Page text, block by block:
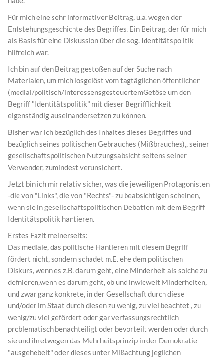
Für mich eine sehr informativer Beitrag, u.a. wegen der
Entstehungsgeschichte des Begriffes. Ein Beitrag, der für mich
als Basis für eine Diskussion über die sog. Identitätspolitik
hilfreich war.
Ich bin auf den Beitrag gestoßen auf der Suche nach
Materialen, um mich losgelöst vom tagtäglichen öffentlichen
(medial/politisch/interessensgesteuertemGetöse um den
Begriff "Identitätspolitik" mit dieser Begrifflichkeit
eigenständig auseinandersetzen zu können.
Bisher war ich bezüglich des Inhaltes dieses Begriffes und
bezüglich seines politischen Gebrauches (Mißbrauches),, seiner
gesellschaftspolitischen Nutzungsabsicht seitens seiner
Verwender, zumindest verunsichert.
Jetzt bin ich mir relativ sicher, was die jeweiligen Protagonisten
-die von "Links", die von "Rechts"- zu beabsichtigen scheinen,
wenn sie in gesellschaftspolitischen Debatten mit dem Begriff
Identitätspolitik hantieren.
Erstes Fazit meinerseits:
Das mediale, das politische Hantieren mit diesem Begriff
fördert nicht, sondern schadet m.E. ehe dem politischen
Diskurs, wenn es z.B. darum geht, eine Minderheit als solche zu
defnieren,wenn es darum geht, ob und inwieweit Minderheiten,
und zwar ganz konkrete, in der Gesellschaft durch diese
und/oder im Staat durch diesen zu wenig, zu viel beachtet , zu
wenig/zu viel gefördert oder gar verfassungsrechtlich
problematisch benachteiligt oder bevorteilt werden oder durch
sie und ihretwegen das Mehrheitsprinzip in der Demokratie
"ausgehebelt" oder dieses unter Mißachtung jeglichen